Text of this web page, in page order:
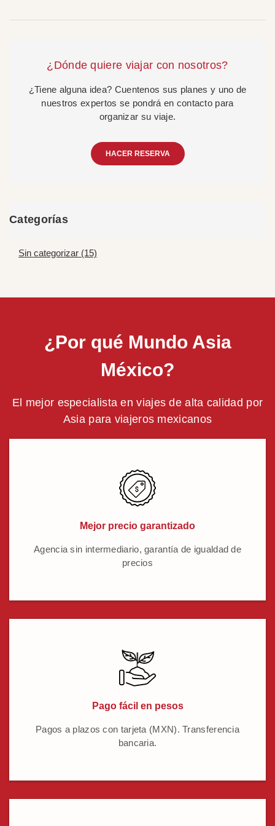
¿Dónde quiere viajar con nosotros?
¿Tiene alguna idea? Cuentenos sus planes y uno de
nuestros expertos se pondrá en contacto para
organizar su viaje.
HACER RESERVA
Categorías
Sin categorizar (15)
¿Por qué Mundo Asia
México?
El mejor especialista en viajes de alta calidad por
Asia para viajeros mexicanos
Mejor precio garantizado
Agencia sin intermediario, garantía de igualdad de
precios
Pago fácil en pesos
Pagos a plazos con tarjeta (MXN). Transferencia
bancaria.